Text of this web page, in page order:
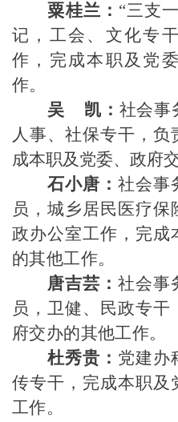
粟桂兰： “三支
记，工会、文化专
作，完成本职及党
作。
吴
凯： 社会事
人事、社保专干，负
成本职及 党委、政府
石小唐：社会事
员，城乡居民医疗
政办公室工作，完成
的其他工作。
唐吉芸：社会事
员，卫健、民政专干
府交办的其他工作。
杜秀贵 ： 党建办
传专干， 完成本职及
工作。